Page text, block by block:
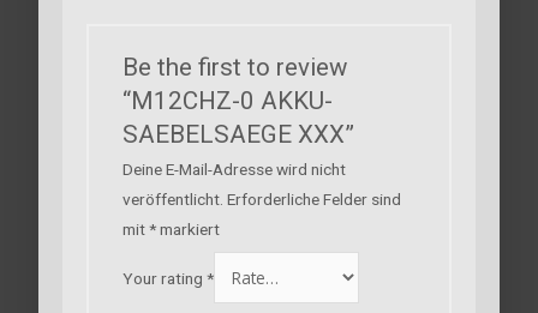
Be the first to review
“M12CHZ-0 AKKU-
SAEBELSAEGE XXX”
Deine E-Mail-Adresse wird nicht
veröffentlicht. Erforderliche Felder sind
mit*markiert
Your rating *